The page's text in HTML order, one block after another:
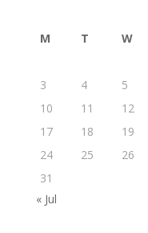
M T W
3
4 5
10
11 12
17
18 19
24
25 26
31
« Jul